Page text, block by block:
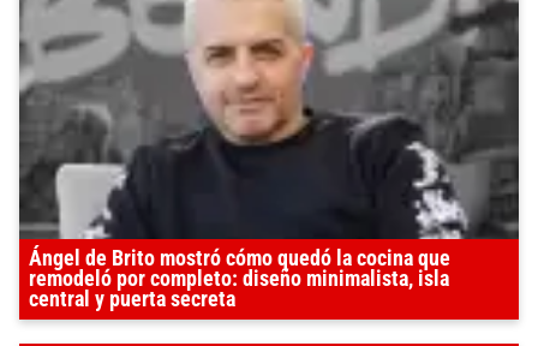
Ángel de Brito mostró cómo quedó la cocina que
remodeló por completo: diseño minimalista, isla
central y puerta secreta